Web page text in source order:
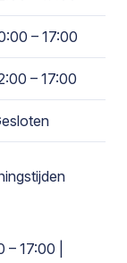
– 17:00
– 17:00
– 17:00